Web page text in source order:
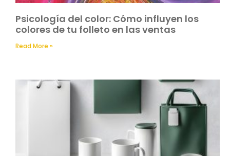
Psicología del color: Cómo influyen los
colores de tu folleto en las ventas
Read More »